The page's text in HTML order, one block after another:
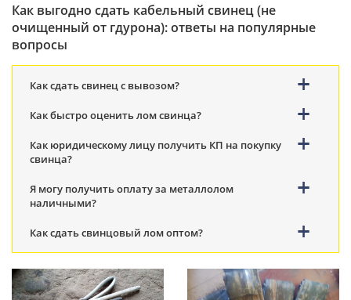
Как выгодно сдать кабельный свинец (не
очищенный от гдурона): ответы на популярные
вопросы
Как сдать свинец с вывозом?
Как быстро оценить лом свинца?
Как юридическому лицу получить КП на покупку
свинца?
Я могу получить оплату за металлолом
наличными?
Как сдать свинцовый лом оптом?